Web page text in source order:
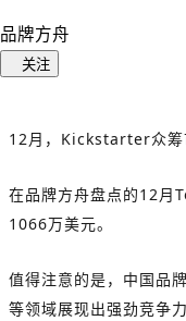
品牌方舟
关注
12月，Kickstarter众筹
在品牌方舟盘点的12月
1066万美元。
值得注意的是，中国品
等领域展现出强劲竞争